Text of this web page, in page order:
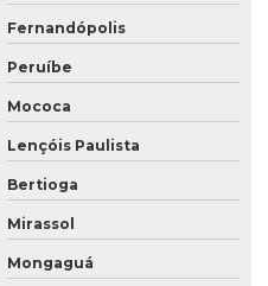
Fernandópolis
Peruíbe
Mococa
Lençóis Paulista
Bertioga
Mirassol
Mongaguá